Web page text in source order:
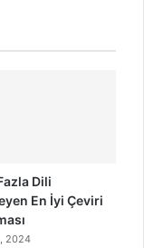
Dili
En İyi Çeviri
2024